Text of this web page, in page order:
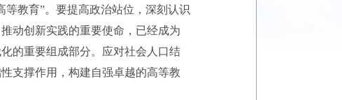
教育”。要提高政治站位，深刻认识
动创新实践的重要使命，已经成为
的重要组成部分。应对社会人口结
支撑作用，构建自强卓越的高等教